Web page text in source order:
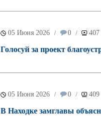
05 Июня 2026 / 0 / 407
Голосуй за проект
05 Июня 2026 / 0 / 409
В Находке замглавы